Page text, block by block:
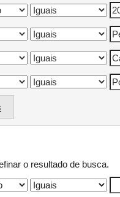
o resultado de busca.